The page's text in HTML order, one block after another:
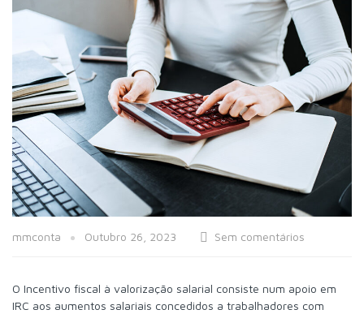
mmconta Outubro 26, 2023 Sem comentários
O Incentivo fiscal à valorização salarial consiste num apoio em
IRC aos aumentos salariais concedidos a trabalhadores com